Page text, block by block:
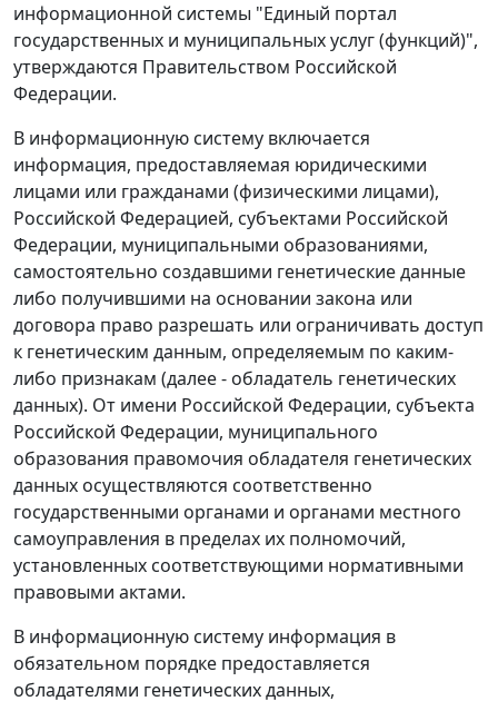
информационной системы "Единый портал
государственных и муниципальных услуг (функций)",
утверждаются Правительством Российской
Федерации.
В информационную систему включается
информация, предоставляемая юридическими
лицами или гражданами (физическими лицами),
Российской Федерацией, субъектами Российской
Федерации, муниципальными образованиями,
самостоятельно создавшими генетические данные
либо получившими на основании закона или
договора право разрешать или ограничивать доступ
к генетическим данным, определяемым по каким-
либо признакам (далее - обладатель генетических
данных). От имени Российской Федерации, субъекта
Российской Федерации, муниципального
образования правомочия обладателя генетических
данных осуществляются соответственно
государственными органами и органами местного
самоуправления в пределах их полномочий,
установленных соответствующими нормативными
правовыми актами.
В информационную систему информация в
обязательном порядке предоставляется
обладателями генетических данных,